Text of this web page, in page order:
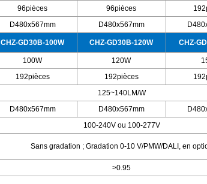
96pièces 96pièces
D480x567mm D480x567mm
CHZ-GD30B-100W CHZ-GD30B-120W CHZ-
100W 120W
192pièces 192pièces
125~140LM/W
D480x567mm D480x567mm
100-240V ou 100-277V
Sans gradation ; Gradation 0-10 V/PMW/DALI, en
>0.95